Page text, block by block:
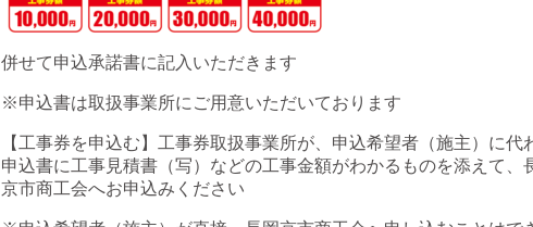
併せて申込承諾書に記入いただきます
※申込書は取扱事業所にご用意いただいております
【工事券を申込む】工事券取扱事業所が、申込希望者（施主）に代
申込書に工事見積書（写）などの工事金額がわかるものを添えて、
京市商工会へお申込みください